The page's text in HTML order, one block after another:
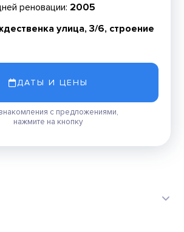
реновации: 2005
улица, 3/6, строение
ДАТЫ И ЦЕНЫ
с предложениями,
нажмите на кнопку